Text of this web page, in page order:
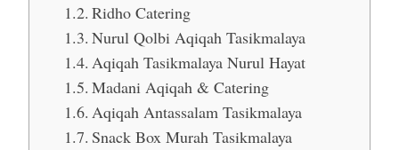
Ridho Catering
Nurul Qolbi Aqiqah Tasikmalaya
Aqiqah Tasikmalaya Nurul Hayat
Madani Aqiqah & Catering
Aqiqah Antassalam Tasikmalaya
Snack Box Murah Tasikmalaya